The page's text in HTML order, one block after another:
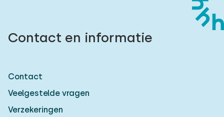
Contact en informatie
Contact
Veelgestelde vragen
Verzekeringen